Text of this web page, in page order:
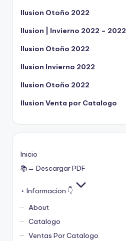
Ilusion Otoño 2022
Ilusion | Invierno 2022 – 2022
Ilusion Otoño 2022
Ilusion Invierno 2022
Ilusion Otoño 2022
Ilusion Venta por Catalogo
Inicio
📚→ Descargar PDF
+ Informacion 👇
About
Catalogo
Ventas Por Catalogo